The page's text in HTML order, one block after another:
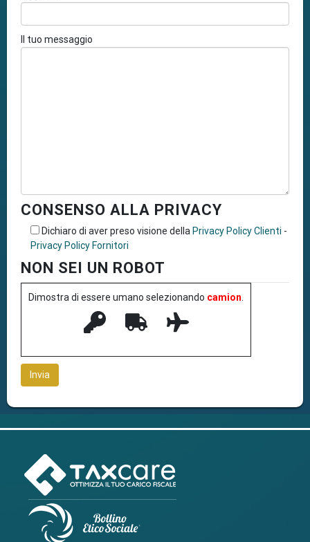
Il tuo messaggio
CONSENSO ALLA PRIVACY
Dichiaro di aver preso visione della Privacy Policy Clienti -
Privacy Policy Fornitori
NON SEI UN ROBOT
Dimostra di essere umano selezionando camion.